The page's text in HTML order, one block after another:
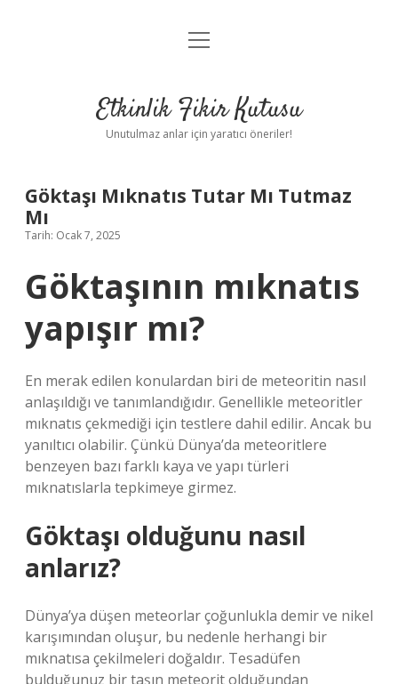
Anasayfa
Yasal Uyarı
menüyü
Etkinlik Fikir Kutusu
Unutulmaz anlar için yaratıcı öneriler!
Göktaşı Mıknatıs Tutar Mı Tutmaz
Mı
Tarih: Ocak 7, 2025
Göktaşının mıknatıs
yapışır mı?
En merak edilen konulardan biri de meteoritin nasıl
anlaşıldığı ve tanımlandığıdır. Genellikle meteoritler
mıknatıs çekmediği için testlere dahil edilir. Ancak bu
yanıltıcı olabilir. Çünkü Dünya’da meteoritlere
benzeyen bazı farklı kaya ve yapı türleri
mıknatıslarla tepkimeye girmez.
Göktaşı olduğunu nasıl
anlarız?
Dünya’ya düşen meteorlar çoğunlukla demir ve nikel
karışımından oluşur, bu nedenle herhangi bir
mıknatısa çekilmeleri doğaldır. Tesadüfen
bulduğunuz bir taşın meteorit olduğundan